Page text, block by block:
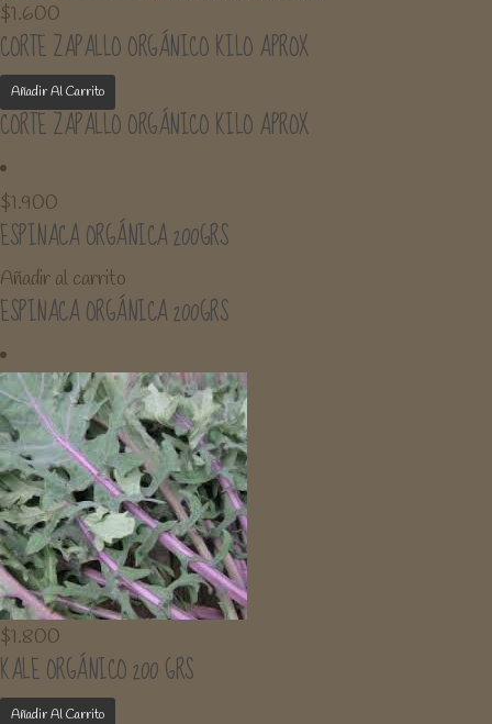
$1.600
CORTE ZAPALLO ORGÁNICO KILO APROX
Añadir Al Carrito
CORTE ZAPALLO ORGÁNICO KILO APROX
$1.900
ESPINACA ORGÁNICA 200GRS
Añadir al carrito
ESPINACA ORGÁNICA 200GRS
$1.800
KALE ORGÁNICO 200 GRS
Añadir Al Carrito